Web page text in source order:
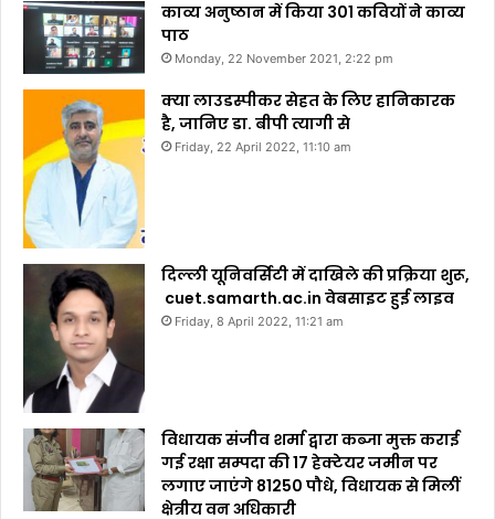
काव्य अनुष्ठान में किया 301 कवियों ने काव्य
पाठ
Monday, 22 November 2021, 2:22 pm
क्या लाउडस्पीकर सेहत के लिए हानिकारक
है, जानिए डा. बीपी त्यागी से
Friday, 22 April 2022, 11:10 am
दिल्ली यूनिवर्सिटी में दाखिले की प्रक्रिया शुरू,
cuet.samarth.ac.in वेबसाइट हुई लाइव
Friday, 8 April 2022, 11:21 am
विधायक संजीव शर्मा द्वारा कब्जा मुक्त कराई
गई रक्षा सम्पदा की 17 हेक्टेयर जमीन पर
लगाए जाएंगे 81250 पौधे, विधायक से मिलीं
क्षेत्रीय वन अधिकारी